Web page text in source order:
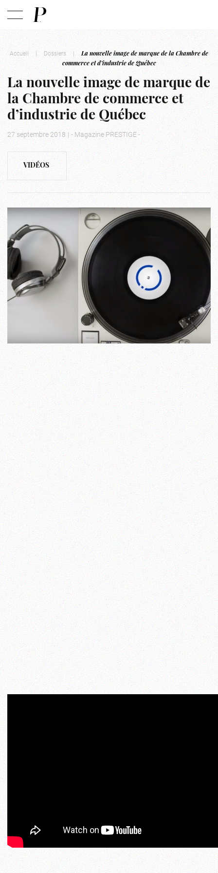
Accueil | Dossiers |
La nouvelle image de marque de la Chambre de
commerce et d’industrie de Québec
La nouvelle image de marque de
la Chambre de commerce et
d’industrie de Québec
27 septembre 2018 | - Magazine PRESTIGE -
VIDÉOS